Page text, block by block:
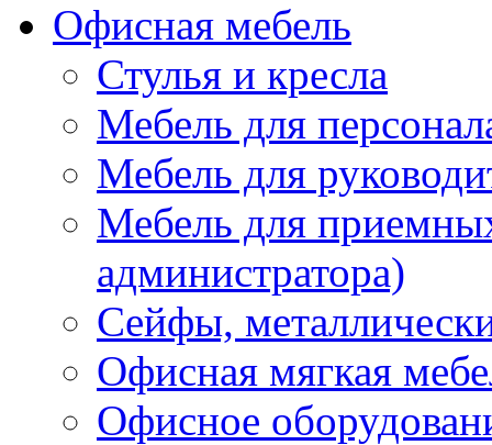
Офисная мебель
Стулья и кресла
Мебель для
Мебель для
Мебель для
администратора)
Сейфы,
Офисная мягкая
Офисное